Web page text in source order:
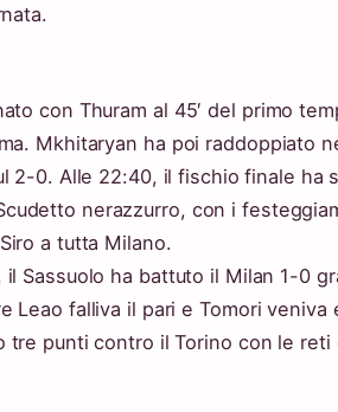
con Thuram al 45′ del primo
Mkhitaryan ha poi raddoppiato
2-0. Alle 22:40, il fischio finale ha
nerazzurro, con i
a tutta Milano.
Sassuolo ha battuto il Milan 1-0
Leao falliva il pari e Tomori veniva
tre punti contro il Torino con le reti